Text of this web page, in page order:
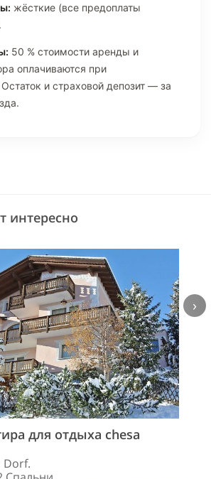
жёсткие (все предоплаты
50 % стоимости аренды и
оплачиваются при
и страховой депозит — за
интересно
для отдыха chesa
Dorf.
›